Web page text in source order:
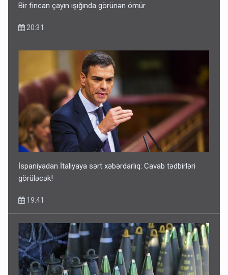
Bir fincan çayın işığında görünən ömür
20:31
İspaniyadan İtaliyaya sərt xəbərdarlıq: Cavab tədbirləri
görüləcək!
19:41